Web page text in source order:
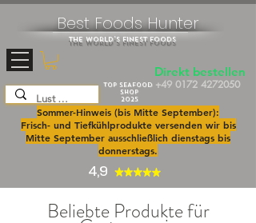
Best Foods Hunter
The World's Finest Foods
+49 0172 4272050
TOP SEAFOOD
SHOP
2025
4,9
Direkt bestellen
Sommer-Hinweis (bis Mitte September):
Frisch- und Tiefkühlprodukte versenden wir bis
Mitte September ausschließlich dienstags bis
donnerstags.
Beliebte Produkte für